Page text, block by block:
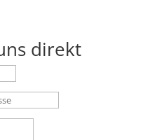
direkt